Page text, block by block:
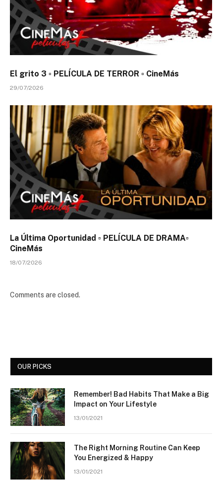
El grito 3 ▫️ PELÍCULA DE TERROR ▫️ CineMás
29/07/2026
La Última Oportunidad ▫️ PELÍCULA DE DRAMA▫️
CineMás
18/07/2026
Comments are closed.
OUR PICKS
Remember! Bad Habits That Make a Big
Impact on Your Lifestyle
13/01/2021
The Right Morning Routine Can Keep
You Energized & Happy
13/01/2021